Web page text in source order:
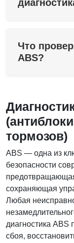
Что
ABS?
тормозов)
ABS — одна из
безопасности
сохраняющая
Любая
диагностика ABS
сбоя,